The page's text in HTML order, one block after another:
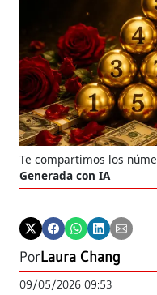
Te compartimos los
Generada con IA
PorLaura Chang
09/05/2026 09:53